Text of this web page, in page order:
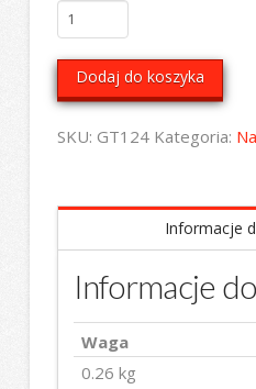
ilość
Sekator
pokryty
miedzią
Dodaj do koszyka
SKU: GT124 Kategoria:
Informacje
Informacje
Waga
0.26 kg